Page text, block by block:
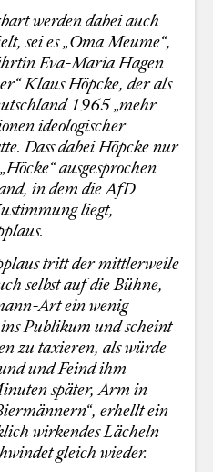
werden dabei auch
sei es „Oma Meume“,
Eva-Maria Hagen
Klaus Höpcke, der als
1965 „mehr
ideologischer
Dass dabei Höpcke nur
ausgesprochen
in dem die AfD
liegt,
tritt der mittlerweile
selbst auf die Bühne,
Art ein wenig
Publikum und scheint
zu taxieren, als würde
und Feind ihm
später, Arm in
erhellt ein
wirkendes Lächeln
gleich wieder.